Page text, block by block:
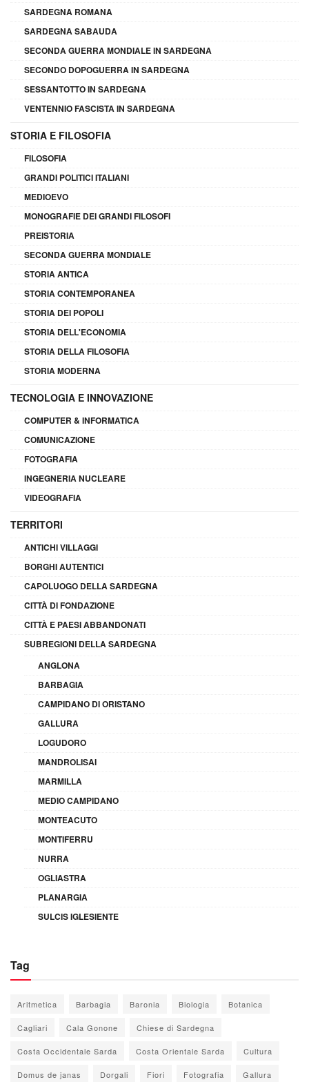
SARDEGNA ROMANA
SARDEGNA SABAUDA
SECONDA GUERRA MONDIALE IN SARDEGNA
SECONDO DOPOGUERRA IN SARDEGNA
SESSANTOTTO IN SARDEGNA
VENTENNIO FASCISTA IN SARDEGNA
STORIA E FILOSOFIA
FILOSOFIA
GRANDI POLITICI ITALIANI
MEDIOEVO
MONOGRAFIE DEI GRANDI FILOSOFI
PREISTORIA
SECONDA GUERRA MONDIALE
STORIA ANTICA
STORIA CONTEMPORANEA
STORIA DEI POPOLI
STORIA DELL'ECONOMIA
STORIA DELLA FILOSOFIA
STORIA MODERNA
TECNOLOGIA E INNOVAZIONE
COMPUTER & INFORMATICA
COMUNICAZIONE
FOTOGRAFIA
INGEGNERIA NUCLEARE
VIDEOGRAFIA
TERRITORI
ANTICHI VILLAGGI
BORGHI AUTENTICI
CAPOLUOGO DELLA SARDEGNA
CITTÀ DI FONDAZIONE
CITTÀ E PAESI ABBANDONATI
SUBREGIONI DELLA SARDEGNA
ANGLONA
BARBAGIA
CAMPIDANO DI ORISTANO
GALLURA
LOGUDORO
MANDROLISAI
MARMILLA
MEDIO CAMPIDANO
MONTEACUTO
MONTIFERRU
NURRA
OGLIASTRA
PLANARGIA
SULCIS IGLESIENTE
Tag
Aritmetica Barbagia Baronia Biologia Botanica
Cagliari Cala Gonone Chiese di Sardegna
Costa Occidentale Sarda Costa Orientale Sarda Cultura
Domus de janas Dorgali Fiori Fotografia Gallura